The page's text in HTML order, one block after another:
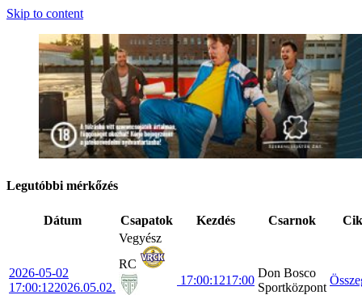
Skip to content
Legutóbbi mérkőzés
Dátum Csapatok Kezdés Csarnok
2026-05-02
17:00:122026.05.02.
Vegyész
RC
17:00:1217:00
Don Bosco
Sportközpont